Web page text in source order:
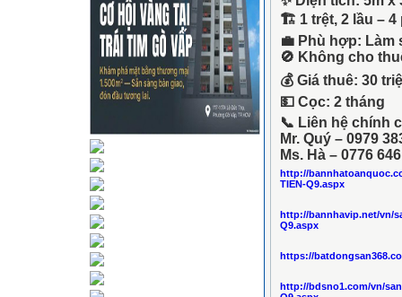
🏗️ 1 trệt, 2 lầu –
💼 Phù hợp: Làm
🚫 Không cho
💰 Giá thuê: 30
💵 Cọc: 2 tháng
📞 Liên hệ chính
Mr. Quý – 0979
Ms. Hà – 0776
http://
TIEN-Q9.aspx
http://bannhavip.net/vn/
Q9.aspx
https://
http://bdsno1.com/vn/